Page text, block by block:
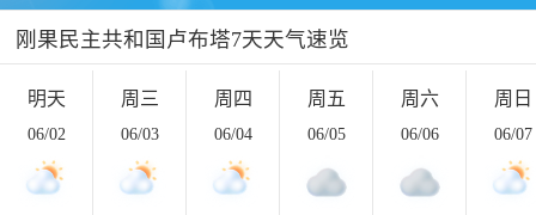
刚果民主共和国卢布塔7天天气速览
明天
06/02
周三
06/03
周四
06/04
周五
06/05
周六
06/06
周日
06/07